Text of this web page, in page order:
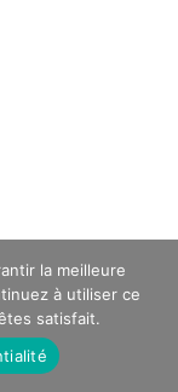
la meilleure
à utiliser ce
satisfait.